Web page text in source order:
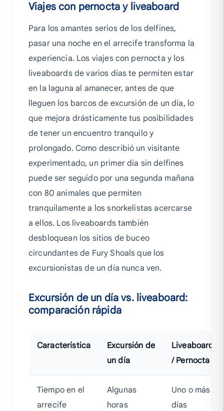
Viajes con pernocta y liveaboard
Para los amantes serios de los delfines,
pasar una noche en el arrecife transforma la
experiencia. Los viajes con pernocta y los
liveaboards de varios días te permiten estar
en la laguna al amanecer, antes de que
lleguen los barcos de excursión de un día, lo
que mejora drásticamente tus posibilidades
de tener un encuentro tranquilo y
prolongado. Como describió un visitante
experimentado, un primer día sin delfines
puede ser seguido por una segunda mañana
con 80 animales que permiten
tranquilamente a los snorkelistas acercarse
a ellos. Los liveaboards también
desbloquean los sitios de buceo
circundantes de Fury Shoals que los
excursionistas de un día nunca ven.
Excursión de un día vs. liveaboard:
comparación rápida
Característica
Excursión de
un día
Liveaboard
/ Pernocta
Tiempo en el
arrecife
Algunas
horas
Uno o más
días